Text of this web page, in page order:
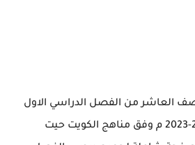
العاشر من الفصل الدراسي الاول
من العام الدراسي 2022-2023 م وفق مناهج الكويت حيت